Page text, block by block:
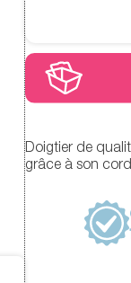
Doigtier de
grâce à son